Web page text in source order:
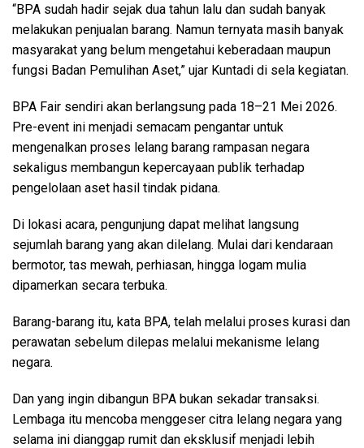
“BPA sudah hadir sejak dua tahun lalu dan sudah banyak
melakukan penjualan barang. Namun ternyata masih banyak
masyarakat yang belum mengetahui keberadaan maupun
fungsi Badan Pemulihan Aset,” ujar Kuntadi di sela kegiatan.
BPA Fair sendiri akan berlangsung pada 18–21 Mei 2026.
Pre-event ini menjadi semacam pengantar untuk
mengenalkan proses lelang barang rampasan negara
sekaligus membangun kepercayaan publik terhadap
pengelolaan aset hasil tindak pidana.
Di lokasi acara, pengunjung dapat melihat langsung
sejumlah barang yang akan dilelang. Mulai dari kendaraan
bermotor, tas mewah, perhiasan, hingga logam mulia
dipamerkan secara terbuka.
Barang-barang itu, kata BPA, telah melalui proses kurasi dan
perawatan sebelum dilepas melalui mekanisme lelang
negara.
Dan yang ingin dibangun BPA bukan sekadar transaksi.
Lembaga itu mencoba menggeser citra lelang negara yang
selama ini dianggap rumit dan eksklusif menjadi lebih